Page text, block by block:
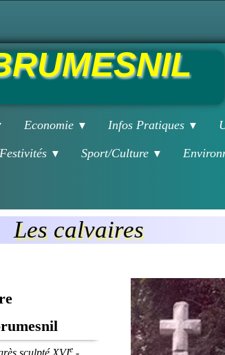
Economie ▼ Infos Pratiques ▼
▼ Sport/Culture ▼
Les calvaires
sculpté XVIe -